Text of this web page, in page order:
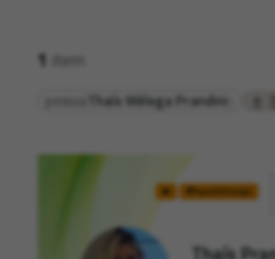
1 item
Thaís Mélega Prandini